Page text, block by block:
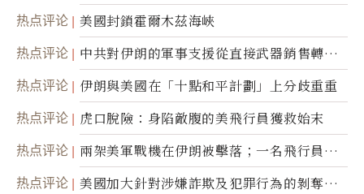
美軍基地的衛星影像
热点评论 美國封鎖霍爾木茲海峽
热点评论
中共對伊朗的軍事支援從直接武器銷售轉向
間接技術轉讓
热点评论 伊朗與美國在「十點和平計劃」上分歧重重
热点评论 虎口脫險：身陷敵腹的美飛行員獲救始末
热点评论
兩架美軍戰機在伊朗被擊落；一名飛行員失
蹤
热点评论
美國加大針對涉嫌詐欺及犯罪行為的剝奪公